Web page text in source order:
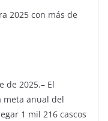
2025 con más de
de 2025.– El
meta anual del
1 mil 216 cascos